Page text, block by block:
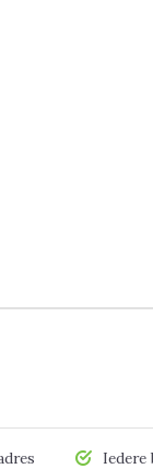
Iedere